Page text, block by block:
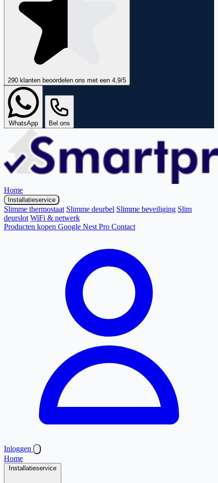
290 klanten beoordelen ons met een 4,9/5
WhatsApp Bel ons
Home
Installatieservice
Slimme thermostaat Slimme deurbel Slimme beveiliging Slim
deurslot WiFi & netwerk
Producten kopen Google Nest Pro Contact
Inloggen
Home
Installatieservice